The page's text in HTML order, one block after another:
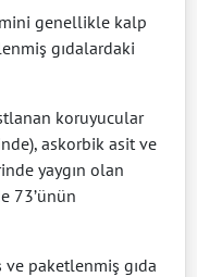
genellikle kalp
gıdalardaki
koruyucular
askorbik asit ve
yaygın olan
73’ünün
ve paketlenmiş gıda